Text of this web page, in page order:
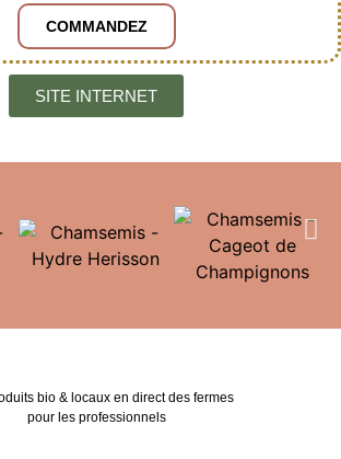
SITE INTERNET
COMMANDEZ
bio & locaux en direct des fermes
pour les professionnels